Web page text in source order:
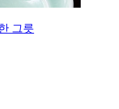
그릇